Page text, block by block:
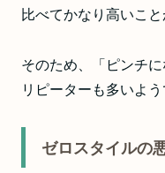
比べてかなり高いこと
そのため、「ピンチ
リピーターも多いよう
ゼロスタイルの